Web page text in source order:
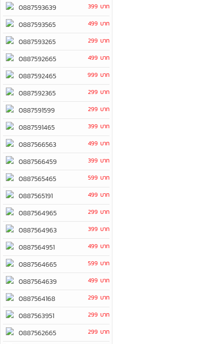
0887593639 399 บาท
0887593565 499 บาท
0887593265 299 บาท
0887592665 499 บาท
0887592465 999 บาท
0887592365 299 บาท
0887591599 299 บาท
0887591465 399 บาท
0887566563 499 บาท
0887566459 399 บาท
0887565465 599 บาท
0887565191 499 บาท
0887564965 299 บาท
0887564963 399 บาท
0887564951 499 บาท
0887564665 599 บาท
0887564639 499 บาท
0887564168 299 บาท
0887563951 299 บาท
0887562665 299 บาท